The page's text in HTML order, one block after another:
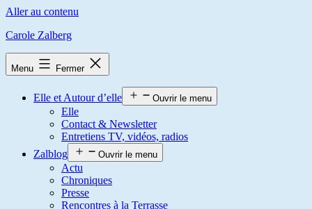
Aller au contenu
Carole Zalberg
Menu Fermer
Elle et Autour d’elle Ouvrir le menu
Elle
Contact & Newsletter
Entretiens TV, vidéos, radios
Zalblog
Ouvrir le menu
Actu
Chroniques
Presse
Rencontres à la Terrasse